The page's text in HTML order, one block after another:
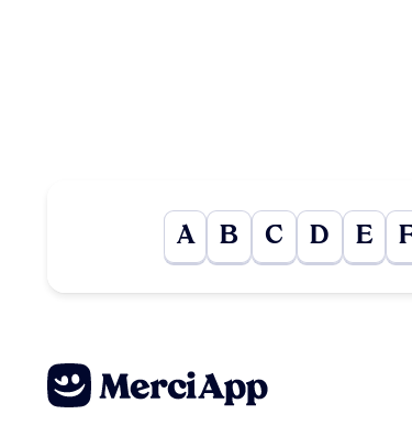
A B C D E